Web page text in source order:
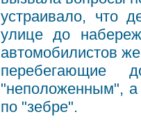
устраивало, что
улице до
автомобилистов
перебегающие
"неположенным",
по "зебре".